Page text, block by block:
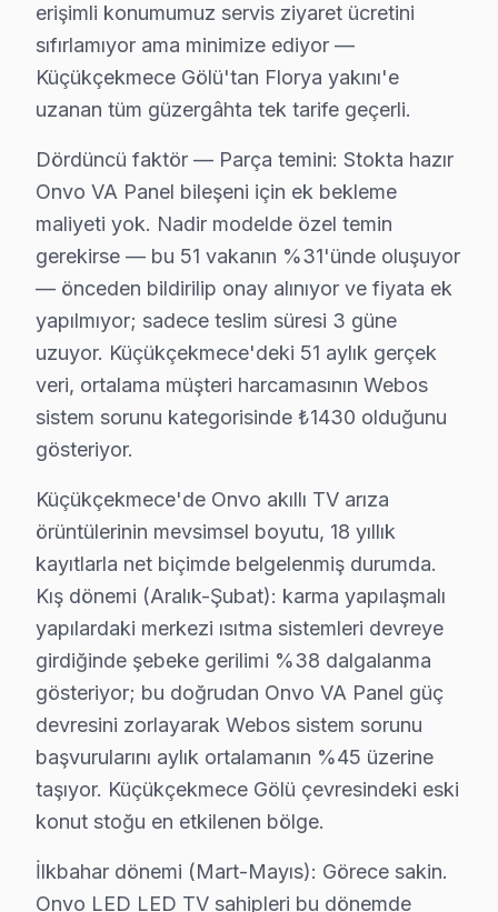
Cumhuriyet Mahallesi, genellikle eski yapılarla dolu.
Fatih'de Onvo TV Servisi
Fatih Mahallesi'nde, Onvo televizyon kullanıcılarının
Fevzi Çakmak'ta Onvo TV Servisi
Fevzi Çakmak Mahallesi, genellikle dinamik bir yapı
Gültepe'de Onvo TV Servisi
Gültepe Mahallesi, yenilikçi yapısıyla dikkat çekiyor.
Halkalı'da Onvo TV Servisi
Halkalı Mahallesi'nde yaşayan Onvo ekran
İkitelli Organize Sanayi'de Onvo TV Servisi
İnönü'de Onvo TV Servisi
İnönü Mahallesi, geçmişten günümüze pek çok
İstasyon'da Onvo TV Servisi
İstasyon Mahallesi, hareketli bir yaşam sunuyor ama
Kanarya'da Onvo TV Servisi
Kanarya mahallesi, genç ve dinamik bir yapıya
Kartaltepe'de Onvo TV Servisi
Kartaltepe, çeşitli kültürel etkinliklere ev sahipliği
Mehmet Akif'te Onvo TV Servisi
erişimli konumumuz servis ziyaret ücretini
sıfırlamıyor ama minimize ediyor —
Küçükçekmece Gölü'tan Florya yakını'e
uzanan tüm güzergâhta tek tarife geçerli.
Dördüncü faktör — Parça temini: Stokta hazır
Onvo VA Panel bileşeni için ek bekleme
maliyeti yok. Nadir modelde özel temin
gerekirse — bu 51 vakanın %31'ünde oluşuyor
— önceden bildirilip onay alınıyor ve fiyata ek
yapılmıyor; sadece teslim süresi 3 güne
uzuyor. Küçükçekmece'deki 51 aylık gerçek
veri, ortalama müşteri harcamasının Webos
sistem sorunu kategorisinde ₺1430 olduğunu
gösteriyor.
Küçükçekmece'de Onvo akıllı TV arıza
örüntülerinin mevsimsel boyutu, 18 yıllık
kayıtlarla net biçimde belgelenmiş durumda.
Kış dönemi (Aralık-Şubat): karma yapılaşmalı
yapılardaki merkezi ısıtma sistemleri devreye
girdiğinde şebeke gerilimi %38 dalgalanma
gösteriyor; bu doğrudan Onvo VA Panel güç
devresini zorlayarak Webos sistem sorunu
başvurularını aylık ortalamanın %45 üzerine
taşıyor. Küçükçekmece Gölü çevresindeki eski
konut stoğu en etkilenen bölge.
İlkbahar dönemi (Mart-Mayıs): Görece sakin.
Onvo LED LED TV sahipleri bu dönemde